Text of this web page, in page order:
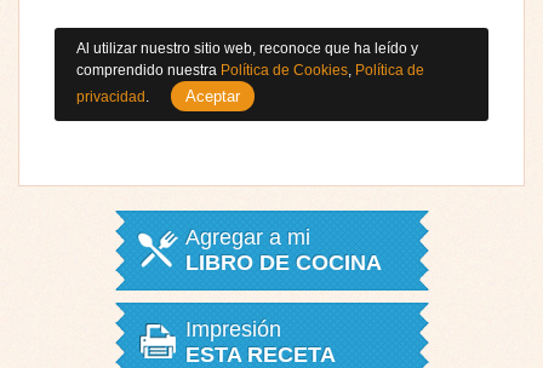
Agregar a mi
LIBRO DE COCINA
Impresión
ESTA RECETA
Al utilizar nuestro sitio web, reconoce que ha leído y
comprendido nuestra Política de Cookies Política de
privacidad
Aceptar